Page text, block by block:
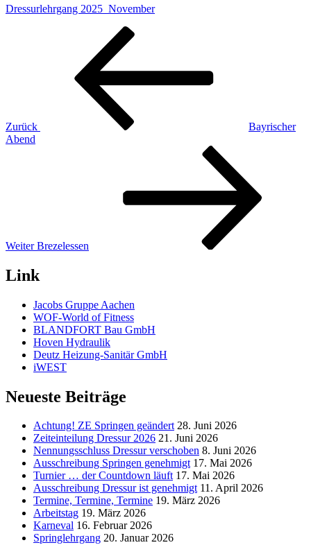
Dressurlehrgang 2025_November
Beitragsnavigation
Zurück
Bayrischer
Abend
Weiter Brezelessen
Link
Jacobs Gruppe Aachen
WOF-World of Fitness
BLANDFORT Bau GmbH
Hoven Hydraulik
Deutz Heizung-Sanitär GmbH
iWEST
Neueste Beiträge
Achtung! ZE Springen geändert 28. Juni 2026
Zeiteinteilung Dressur 2026 21. Juni 2026
Nennungsschluss Dressur verschoben 8. Juni 2026
Ausschreibung Springen genehmigt 17. Mai 2026
Turnier … der Countdown läuft 17. Mai 2026
Ausschreibung Dressur ist genehmigt 11. April 2026
Termine, Termine, Termine 19. März 2026
Arbeitstag 19. März 2026
Karneval 16. Februar 2026
Springlehrgang 20. Januar 2026